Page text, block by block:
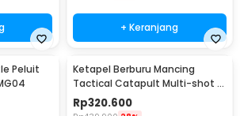
+ Keranjang
Peluit
Ketapel Berburu Mancing
Tactical Catapult Multi-shot -
KMSS
Rp320.600